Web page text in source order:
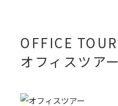
OFFICE TOUR
オフィスツアー